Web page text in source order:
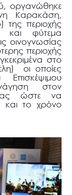
οργανώθηκε
Καρακάση,
της περιοχής
και φύτεμα
οινογνωσίας
περιοχής
στο
οι οποίες
στον
ώστε να
και το χρόνο